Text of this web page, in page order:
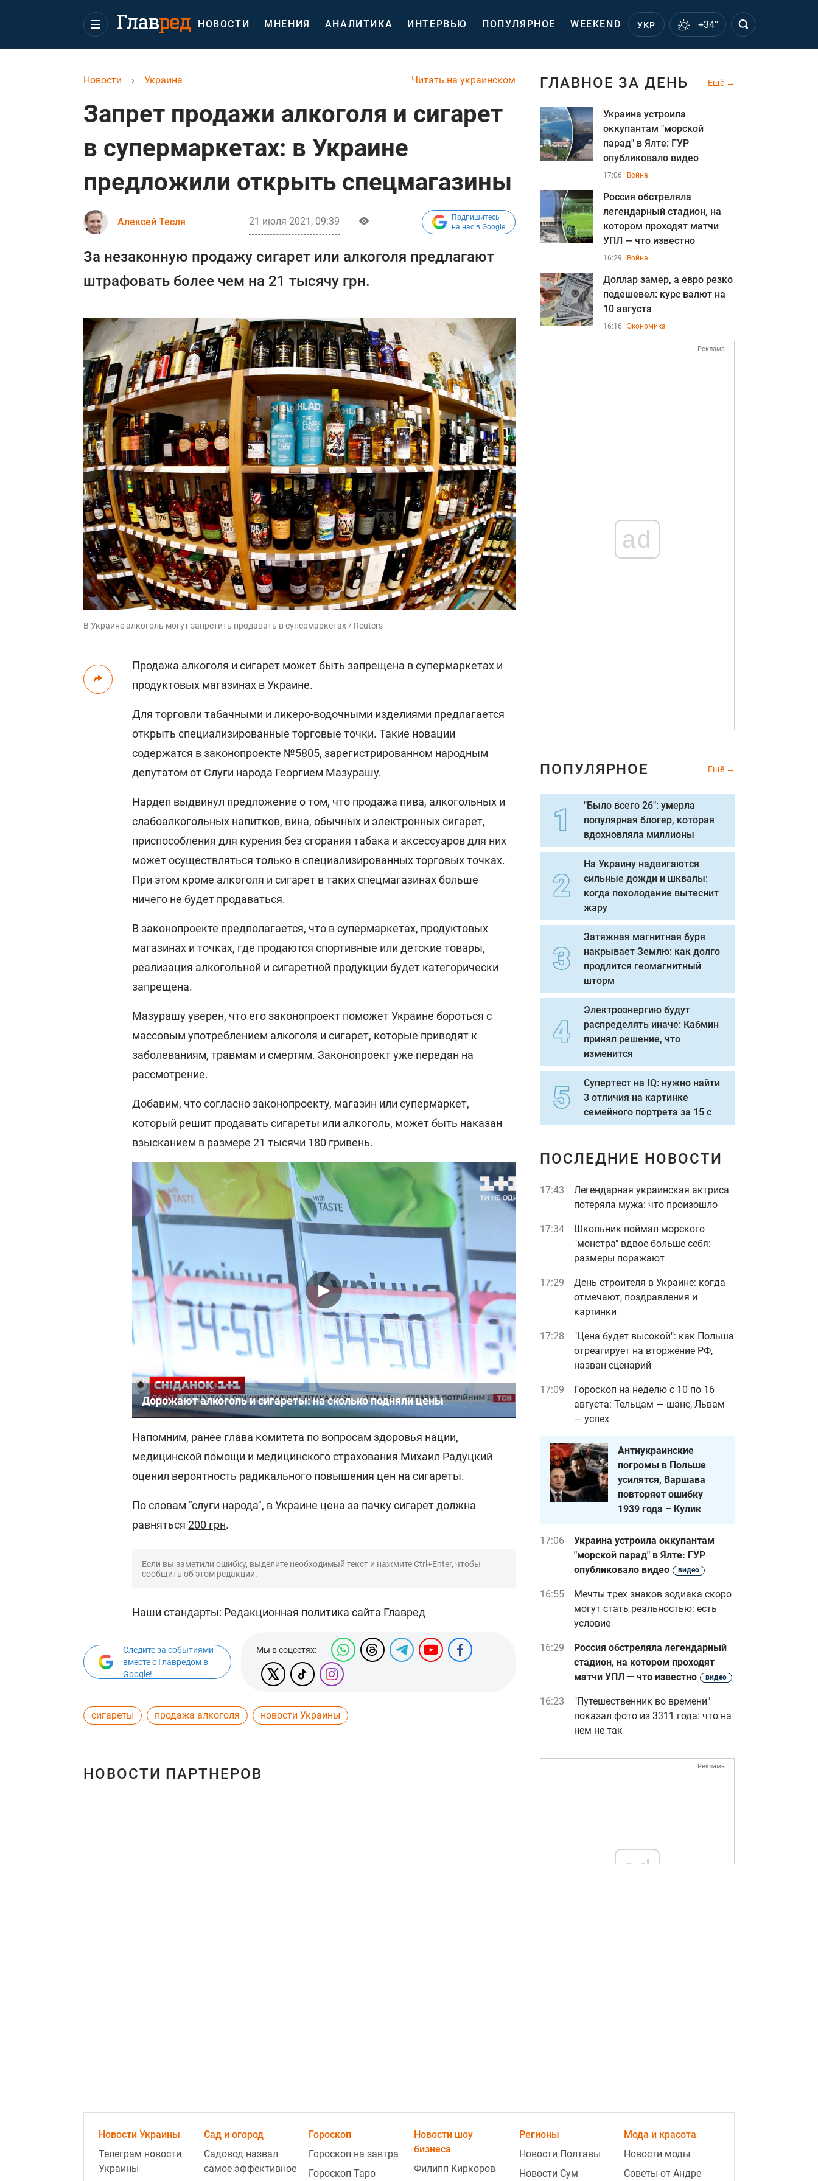
НОВОСТИ МНЕНИЯ АНАЛИТИКА ИНТЕРВЬЮ ПОПУЛЯРНОЕ WEEKEND УКР +34°
Читать на украинском
Новости › Украина
Запрет продажи алкоголя и сигарет
в супермаркетах: в Украине
предложили открыть спецмагазины
Алексей Тесля 21 июля 2021, 09:39
Подпишитесь
на нас в Google
За незаконную продажу сигарет или алкоголя предлагают
штрафовать более чем на 21 тысячу грн.
В Украине алкоголь могут запретить продавать в супермаркетах / Reuters
Продажа алкоголя и сигарет может быть запрещена в супермаркетах и
продуктовых магазинах в Украине.
Для торговли табачными и ликеро-водочными изделиями предлагается
открыть специализированные торговые точки. Такие новации
содержатся в законопроекте №5805, зарегистрированном народным
депутатом от Слуги народа Георгием Мазурашу.
Нардеп выдвинул предложение о том, что продажа пива, алкогольных и
слабоалкогольных напитков, вина, обычных и электронных сигарет,
приспособления для курения без сгорания табака и аксессуаров для них
может осуществляться только в специализированных торговых точках.
При этом кроме алкоголя и сигарет в таких спецмагазинах больше
ничего не будет продаваться.
В законопроекте предполагается, что в супермаркетах, продуктовых
магазинах и точках, где продаются спортивные или детские товары,
реализация алкогольной и сигаретной продукции будет категорически
запрещена.
Мазурашу уверен, что его законопроект поможет Украине бороться с
массовым употреблением алкоголя и сигарет, которые приводят к
заболеваниям, травмам и смертям. Законопроект уже передан на
рассмотрение.
Добавим, что согласно законопроекту, магазин или супермаркет,
который решит продавать сигареты или алкоголь, может быть наказан
взысканием в размере 21 тысячи 180 гривень.
Дорожают алкоголь и сигареты: на сколько подняли цены
Напомним, ранее глава комитета по вопросам здоровья нации,
медицинской помощи и медицинского страхования Михаил Радуцкий
оценил вероятность радикального повышения цен на сигареты.
По словам "слуги народа", в Украине цена за пачку сигарет должна
равняться 200 грн.
Если вы заметили ошибку, выделите необходимый текст и нажмите Ctrl+Enter, чтобы
сообщить об этом редакции.
Наши стандарты: Редакционная политика сайта Главред
Следите за событиями
вместе с Главредом в
Google!
Мы в соцсетях:
сигареты продажа алкоголя новости Украины
НОВОСТИ ПАРТНЕРОВ
ГЛАВНОЕ ЗА ДЕНЬ Ещё
Украина устроила
оккупантам "морской
парад" в Ялте: ГУР
опубликовало видео
17:06 Война
Россия обстреляла
легендарный стадион, на
котором проходят матчи
УПЛ — что известно
16:29 Война
Доллар замер, а евро резко
подешевел: курс валют на
10 августа
16:16 Экономика
Реклама
ad
ПОПУЛЯРНОЕ Ещё
"Было всего 26": умерла
популярная блогер, которая
вдохновляла миллионы
На Украину надвигаются
сильные дожди и шквалы:
когда похолодание вытеснит
жару
Затяжная магнитная буря
накрывает Землю: как долго
продлится геомагнитный
шторм
Электроэнергию будут
распределять иначе: Кабмин
принял решение, что
изменится
Супертест на IQ: нужно найти
3 отличия на картинке
семейного портрета за 15 с
ПОСЛЕДНИЕ НОВОСТИ
17:43
Легендарная украинская актриса
потеряла мужа: что произошло
17:34
Школьник поймал морского
"монстра" вдвое больше себя:
размеры поражают
17:29
День строителя в Украине: когда
отмечают, поздравления и
картинки
17:28
"Цена будет высокой": как Польша
отреагирует на вторжение РФ,
назван сценарий
17:09
Гороскоп на неделю с 10 по 16
августа: Тельцам — шанс, Львам
— успех
Антиукраинские
погромы в Польше
усилятся, Варшава
повторяет ошибку
1939 года – Кулик
17:06
Украина устроила оккупантам
"морской парад" в Ялте: ГУР
опубликовало видео
видео
16:55
Мечты трех знаков зодиака скоро
могут стать реальностью: есть
условие
16:29
Россия обстреляла легендарный
стадион, на котором проходят
матчи УПЛ — что известно
видео
16:23
"Путешественник во времени"
показал фото из 3311 года: что на
нем не так
Реклама
ad
16:09
Как Украина может защититься
эффективный сценарий
помутнел: когда лучше сразу
Новости Украины
Телеграм новости
Украины
Сад и огород
Садовод назвал
самое эффективное
Гороскоп
Гороскоп на завтра
Гороскоп Таро
Новости шоу
бизнеса
Филипп Киркоров
Регионы
Новости Полтавы
Новости Сум
Мода и красота
Новости моды
Советы от Андре